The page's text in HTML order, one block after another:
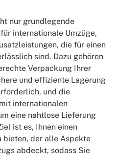
nur grundlegende
internationale Umzüge,
die für einen
sind. Dazu gehören
Verpackung Ihrer
und effiziente Lagerung
und die
internationalen
eine nahtlose Lieferung
ist es, Ihnen einen
bieten, der alle Aspekte
abdeckt, sodass Sie